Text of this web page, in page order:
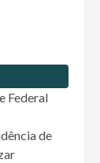
Federal
de